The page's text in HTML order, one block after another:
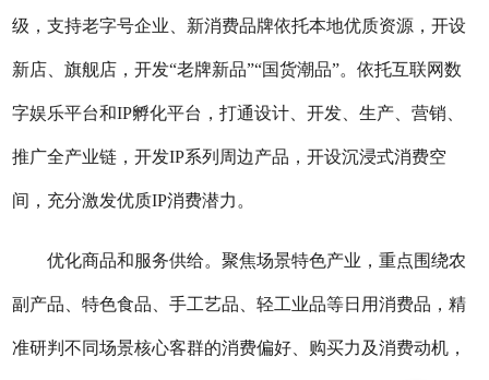
级，支持老字号企业、新消费品牌依托本地优质资源，开设
新店、旗舰店，开发“老牌新品”“国货潮品”。依托互联网数
字娱乐平台和IP孵化平台，打通设计、开发、生产、营销、
推广全产业链，开发IP系列周边产品，开设沉浸式消费空
间，充分激发优质IP消费潜力。
优化商品和服务供给。聚焦场景特色产业，重点围绕农
副产品、特色食品、手工艺品、轻工业品等日用消费品，精
准研判不同场景核心客群的消费偏好、购买力及消费动机，